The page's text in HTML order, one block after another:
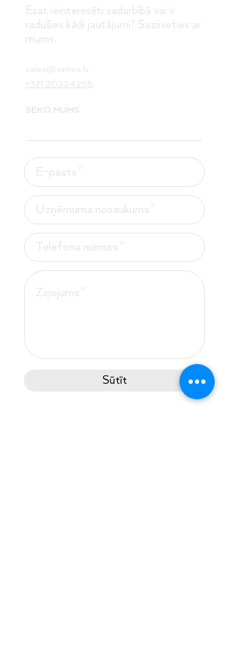
Esat ieinteresēti sadarbībā vai ir
radušies kādi jautājumi? Sazinieties ar
mums.
sales@vetma.lv
+371 20224258
SEKO MUMS
Sūtīt